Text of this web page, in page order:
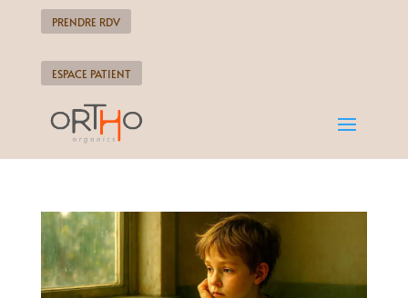
PRENDRE RDV
ESPACE PATIENT